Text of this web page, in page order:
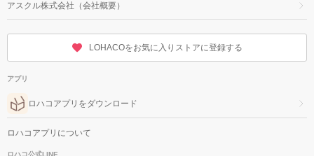
アスクル株式会社（会社概要）
LOHACOをお気に入りストアに登録する
アプリ
ロハコアプリをダウンロード
ロハコアプリについて